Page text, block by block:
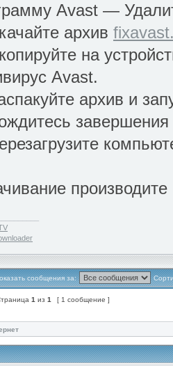
Avast —
архив
на
Avast.
архив и
завершения
сообщения за:
1 из 1 [ 1 сообщение ]